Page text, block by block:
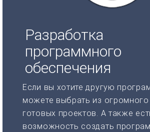
Разработка
программного
обеспечения
Если вы хотите другую
можете выбрать из огромного
готовых проектов. А также
возможность создать